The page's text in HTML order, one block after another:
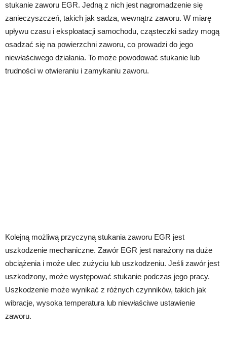
stukanie zaworu EGR. Jedną z nich jest nagromadzenie się
zanieczyszczeń, takich jak sadza, wewnątrz zaworu. W miarę
upływu czasu i eksploatacji samochodu, cząsteczki sadzy mogą
osadzać się na powierzchni zaworu, co prowadzi do jego
niewłaściwego działania. To może powodować stukanie lub
trudności w otwieraniu i zamykaniu zaworu.
Kolejną możliwą przyczyną stukania zaworu EGR jest
uszkodzenie mechaniczne. Zawór EGR jest narażony na duże
obciążenia i może ulec zużyciu lub uszkodzeniu. Jeśli zawór jest
uszkodzony, może występować stukanie podczas jego pracy.
Uszkodzenie może wynikać z różnych czynników, takich jak
wibracje, wysoka temperatura lub niewłaściwe ustawienie
zaworu.